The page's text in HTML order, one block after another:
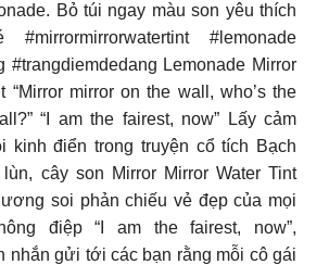
Bỏ túi ngay màu son yêu thích
#lemonade
#trangdiemdedang Lemonade Mirror
“Mirror mirror on the wall, who’s the
“I am the fairest, now” Lấy cảm
kinh điển trong truyện cổ tích Bạch
cây son Mirror Mirror Water Tint
soi phản chiếu vẻ đẹp của mọi
điệp “I am the fairest, now”,
nhắn gửi tới các bạn rằng mỗi cô gái